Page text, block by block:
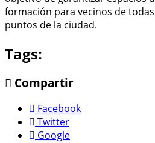
formación para vecinos de
puntos de la ciudad.
Tags:
Compartir
Facebook
Twitter
Google